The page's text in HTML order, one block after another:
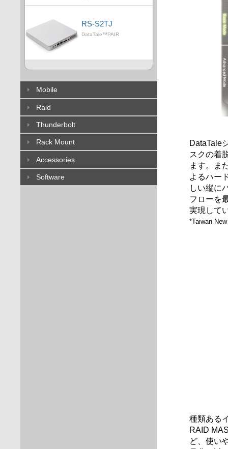
RS-S2TJ
DataTale™PAIR
Mobile
Raid
Thunderbolt
Rack Mount
Accessories
Software
DataTale
スクの着
ます。ま
よるハー
しい縦に
フローを
実現して
*Taiwan
種類ある
RAID
ど、使い